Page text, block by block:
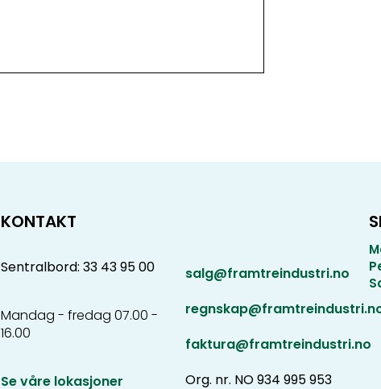
KONTAKT
Sentralbord: 33 43 95 00
Mandag - fredag 07.00 -
16.00
Se våre lokasjoner
salg@framtreindustri.no
faktura@framtreindustri.no
Org. nr. NO 934 995 953